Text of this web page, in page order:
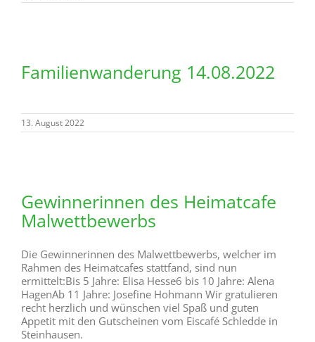
Familienwanderung 14.08.2022
13. August 2022
Gewinnerinnen des Heimatcafe
Malwettbewerbs
Die Gewinnerinnen des Malwettbewerbs, welcher im
Rahmen des Heimatcafes stattfand, sind nun
ermittelt:Bis 5 Jahre: Elisa Hesse6 bis 10 Jahre: Alena
HagenAb 11 Jahre: Josefine Hohmann Wir gratulieren
recht herzlich und wünschen viel Spaß und guten
Appetit mit den Gutscheinen vom Eiscafé Schledde in
Steinhausen.